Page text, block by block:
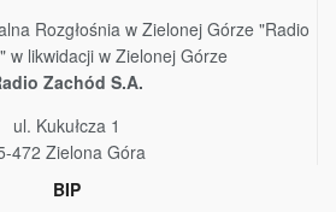
Rozgłośnia w Zielonej Górze "Radio
w likwidacji w Zielonej Górze
Zachód S.A.
ul. Kukułcza 1
472 Zielona Góra
BIP